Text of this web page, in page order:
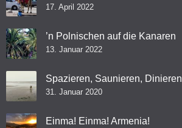
17. April 2022
’n Polnischen auf die Kanaren
13. Januar 2022
Spazieren, Saunieren, Dinieren
31. Januar 2020
Einma! Einma! Armenia!